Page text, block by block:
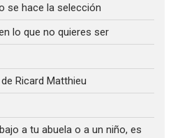
se hace la selección
lo que no quieres ser
Ricard Matthieu
a tu abuela o a un niño, es